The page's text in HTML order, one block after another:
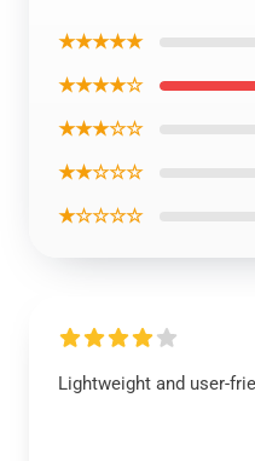
★★★★★
★★★★☆
★★★☆☆
★★☆☆☆
★☆☆☆☆
Lightweight and user-